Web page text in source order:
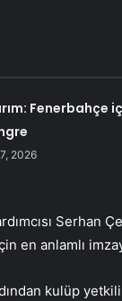
Fenerbahçe
2026
Serhan
en anlamlı
kulüp